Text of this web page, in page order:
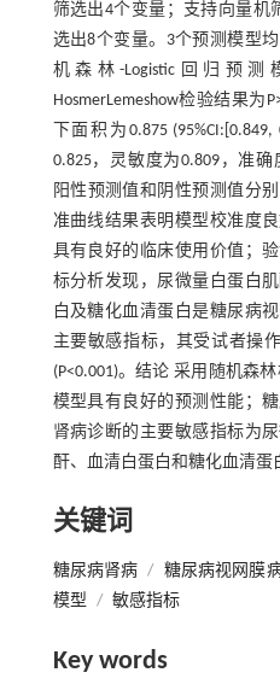
筛选出4个变量；支持向量机
选出8个变量。3个预测模型
机森林-Logistic回归预
HosmerLemeshow检验结果为
下面积为0.875
0.825，灵敏度为0.809，准确
阳性预测值和阴性预测值分别
准曲线结果表明模型校准度
具有良好的临床使用价值；
标分析发现，尿微量白蛋白
白及糖化血清蛋白是糖尿病
主要敏感指标，其受试者操
(P<0.001)。结论 采用随机森
模型具有良好的预测性能；
肾病诊断的主要敏感指标为
酐、血清白蛋白和糖化血清蛋
关键词
糖尿病肾病 / 糖尿病视网膜
模型 / 敏感指标
Key words